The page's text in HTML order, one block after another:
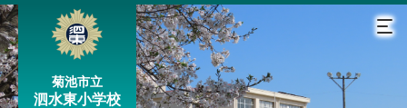
菊池市立
泗水東小学校